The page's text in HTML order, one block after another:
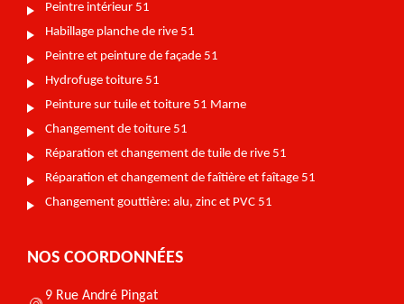
Peintre intérieur 51
Habillage planche de rive 51
Peintre et peinture de façade 51
Hydrofuge toiture 51
Peinture sur tuile et toiture 51 Marne
Changement de toiture 51
Réparation et changement de tuile de rive 51
Réparation et changement de faîtière et faîtage 51
Changement gouttière: alu, zinc et PVC 51
NOS COORDONNÉES
9 Rue André Pingat